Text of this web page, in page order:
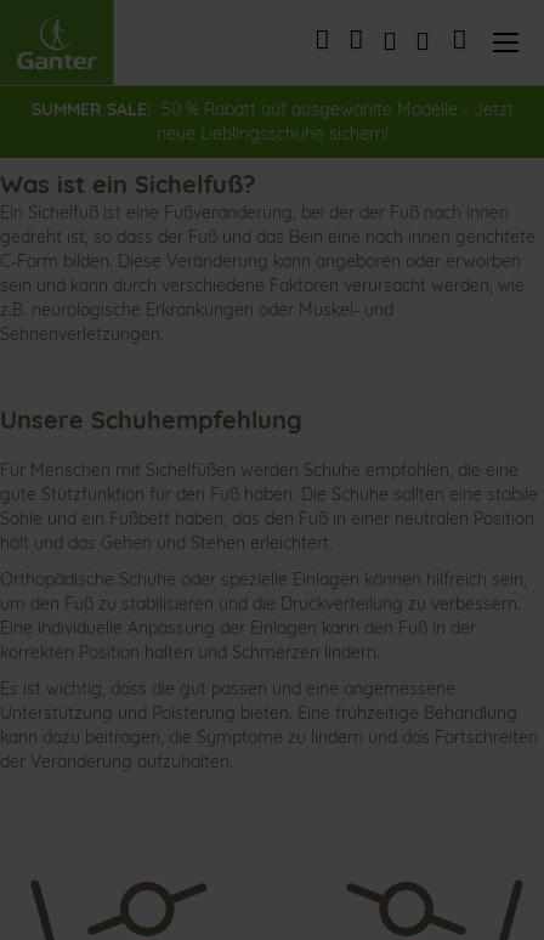
Direkt
zum
Inhalt
Mein
SUMMER SALE: 50 % Rabatt auf ausgewählte Modelle - Jetzt
neue Lieblingsschuhe sichern!
Was ist ein Sichelfuß?
Ein Sichelfuß ist eine Fußveränderung, bei der der Fuß nach innen
gedreht ist, so dass der Fuß und das Bein eine nach innen gerichtete
C-Form bilden. Diese Veränderung kann angeboren oder erworben
sein und kann durch verschiedene Faktoren verursacht werden, wie
z.B. neurologische Erkrankungen oder Muskel- und
Sehnenverletzungen.
Unsere Schuhempfehlung
Für Menschen mit Sichelfüßen werden Schuhe empfohlen, die eine
gute Stützfunktion für den Fuß haben. Die Schuhe sollten eine stabile
Sohle und ein Fußbett haben, das den Fuß in einer neutralen Position
hält und das Gehen und Stehen erleichtert.
Orthopädische Schuhe oder spezielle Einlagen können hilfreich sein,
um den Fuß zu stabilisieren und die Druckverteilung zu verbessern.
Eine individuelle Anpassung der Einlagen kann den Fuß in der
korrekten Position halten und Schmerzen lindern.
Es ist wichtig, dass die gut passen und eine angemessene
Unterstützung und Polsterung bieten. Eine frühzeitige Behandlung
kann dazu beitragen, die Symptome zu lindern und das Fortschreiten
der Veränderung aufzuhalten.